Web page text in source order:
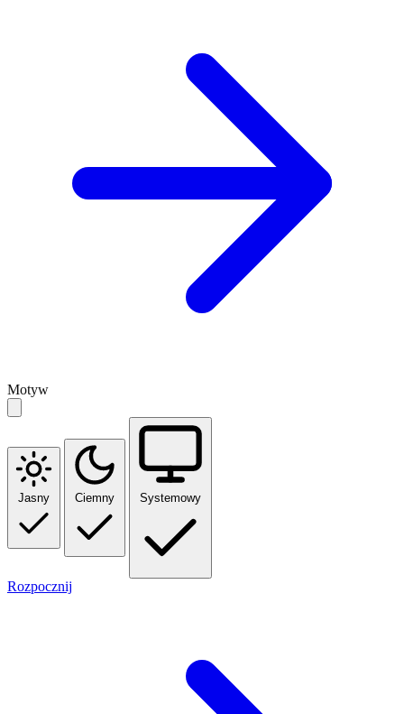
Motyw
Jasny Ciemny Systemowy
Rozpocznij